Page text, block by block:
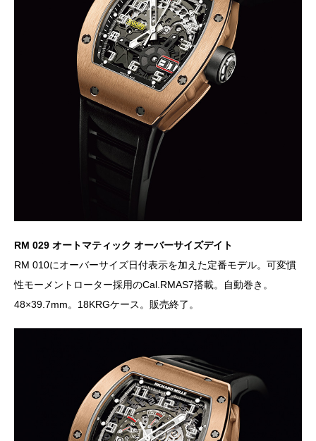
RM 029 オートマティック オーバーサイズデイト
RM 010にオーバーサイズ日付表示を加えた定番モデル。可変慣
性モーメントローター採用のCal.RMAS7搭載。自動巻き。
48×39.7mm。18KRGケース。販売終了。